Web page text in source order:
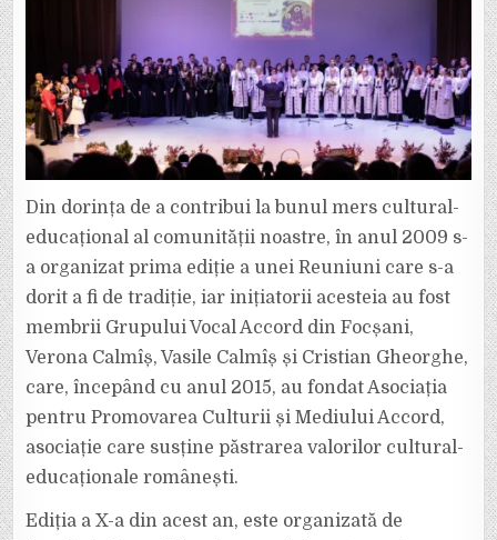
Din dorința de a contribui la bunul mers cultural-
educațional al comunității noastre, în anul 2009 s-
a organizat prima ediție a unei Reuniuni care s-a
dorit a fi de tradiție, iar inițiatorii acesteia au fost
membrii Grupului Vocal Accord din Focșani,
Verona Calmîș, Vasile Calmîș și Cristian Gheorghe,
care, începând cu anul 2015, au fondat Asociația
pentru Promovarea Culturii și Mediului Accord,
asociație care susține păstrarea valorilor cultural-
educaționale românești.
Ediția a X-a din acest an, este organizată de